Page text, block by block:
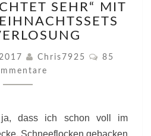
WEIHNACHTET
SEHR“
MIT
WEIHNACHTSSETS
UND
VERLOSUNG
SEHR“ MIT
Chris7925
85
dass ich schon voll im